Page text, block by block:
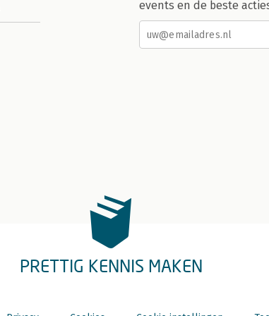
events en de beste
PRETTIG KENNIS MAKEN